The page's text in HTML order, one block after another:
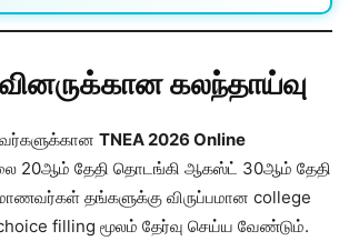
கலந்தாய்வு
TNEA 2026 Online
20ஆம் தேதி தொடங்கி ஆகஸ்ட் 30ஆம் தேதி
தங்களுக்கு விருப்பமான college
filling மூலம் தேர்வு செய்ய வேண்டும்.